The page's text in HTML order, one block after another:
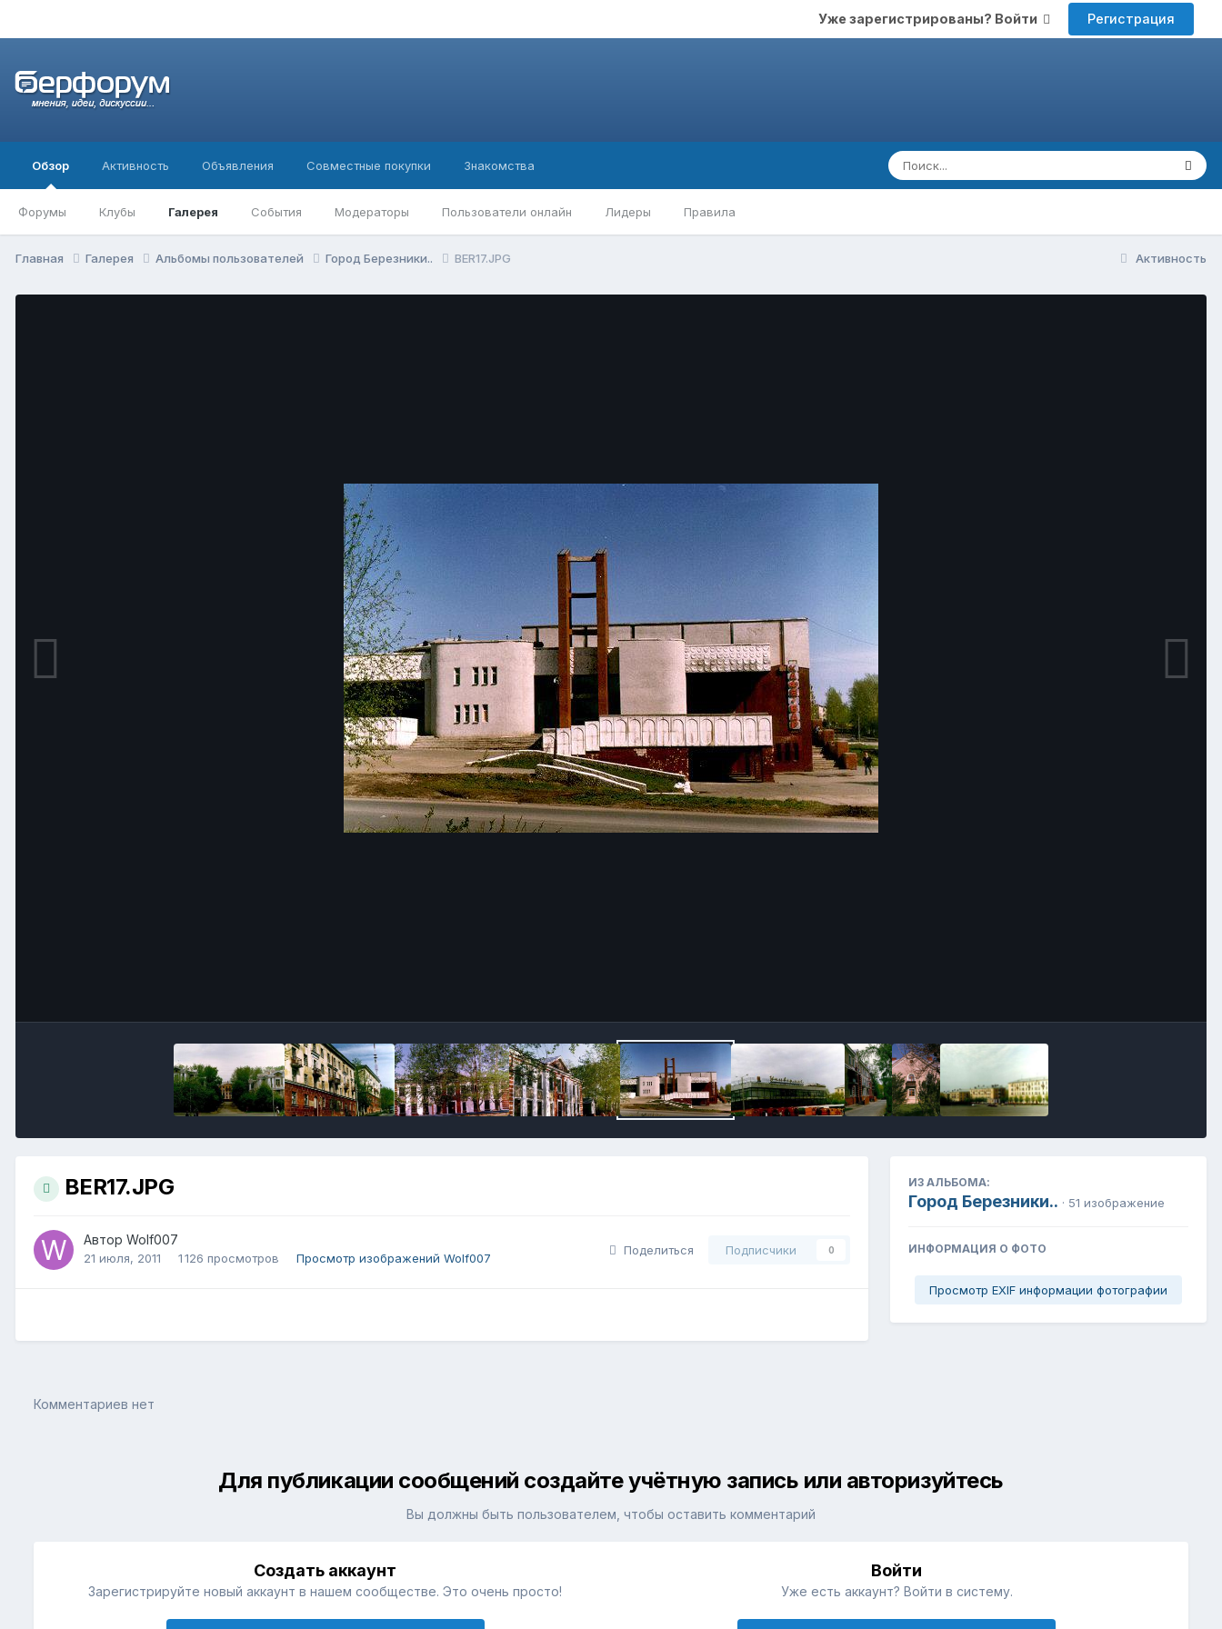
Уже зарегистрированы? Войти Регистрация
Обзор
Форумы Клубы Галерея События Модераторы Пользователи онлайн Лидеры Правила
Активность Объявления Совместные покупки Знакомства
Активность
Главная Галерея Альбомы пользователей Город Березники.. BER17.JPG
BER17.JPG
Автор Wolf007
21 июля, 2011 1 126 просмотров Просмотр изображений Wolf007
Поделиться Подписчики 0
ИЗ АЛЬБОМА:
Город Березники.. · 51 изображение
ИНФОРМАЦИЯ О ФОТО
Просмотр EXIF информации фотографии
Комментариев нет
Для публикации сообщений создайте учётную запись или авторизуйтесь
Вы должны быть пользователем, чтобы оставить комментарий
Создать аккаунт
Зарегистрируйте новый аккаунт в нашем сообществе. Это очень просто!
Войти
Уже есть аккаунт? Войти в систему.